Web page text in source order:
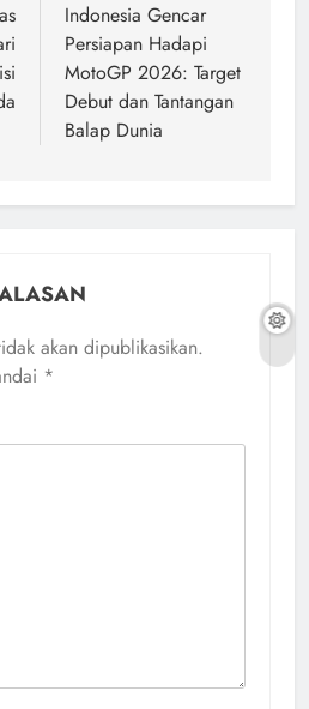
Indonesia Gencar
Persiapan Hadapi
MotoGP 2026: Target
Debut dan Tantangan
Balap Dunia
akan dipublikasikan.
*